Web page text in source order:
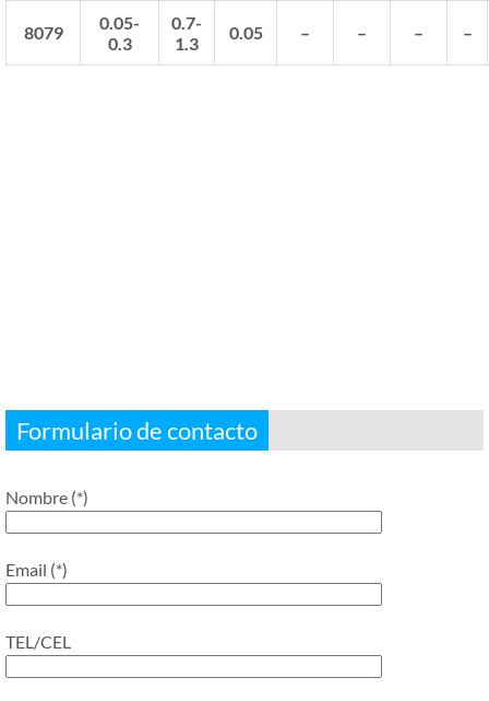
8079
0.05-
0.3
0.7-
1.3
0.05 – – – –
Formulario de contacto
Nombre (*)
Email (*)
TEL/CEL